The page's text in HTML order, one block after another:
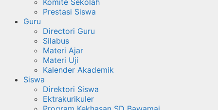
Komite Sekolah
Prestasi Siswa
Guru
Directori Guru
Silabus
Materi Ajar
Materi Uji
Kalender Akademik
Siswa
Direktori Siswa
Ektrakurikuler